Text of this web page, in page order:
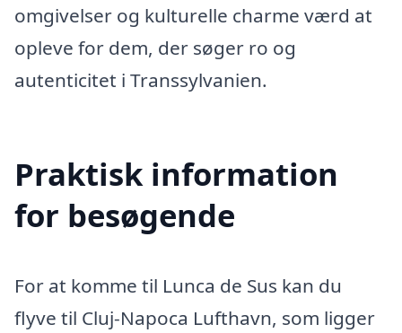
omgivelser og kulturelle charme værd at
opleve for dem, der søger ro og
autenticitet i Transsylvanien.
Praktisk information
for besøgende
For at komme til Lunca de Sus kan du
flyve til Cluj-Napoca Lufthavn, som ligger